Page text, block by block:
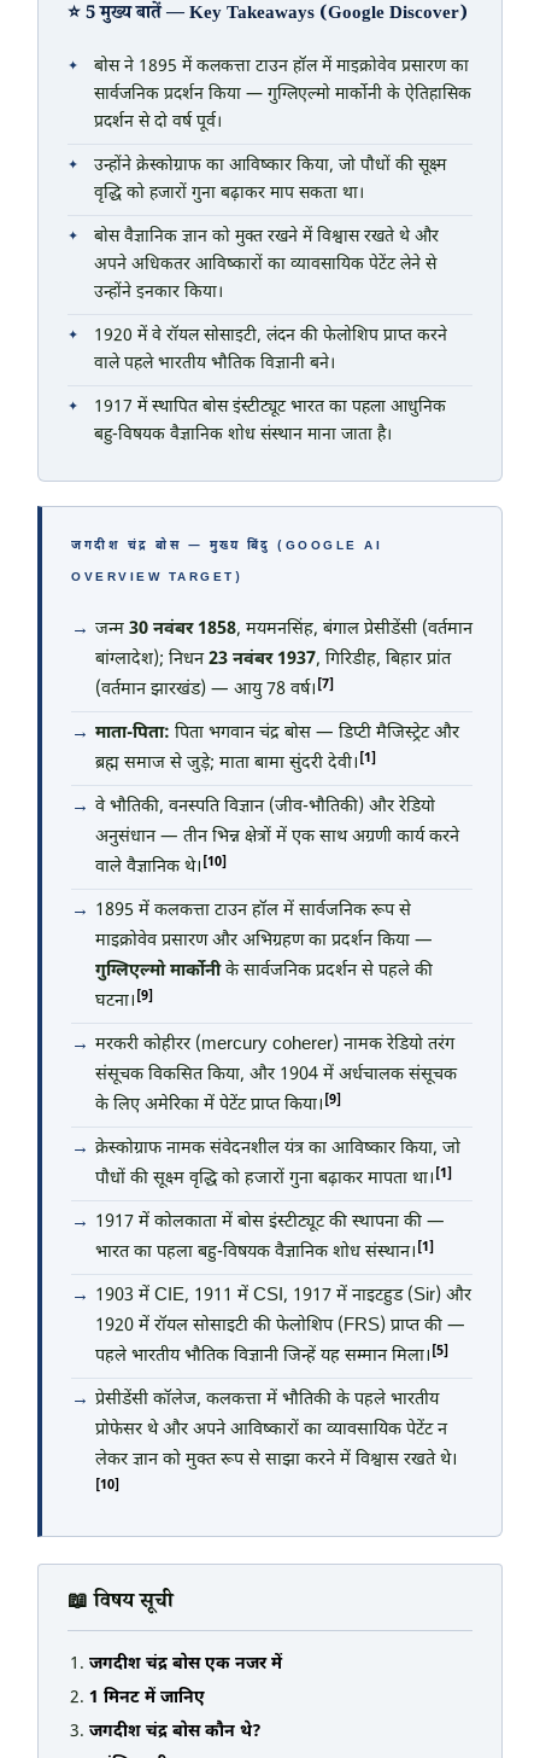
⭐ 5 मुख्य बातें — Key Takeaways (Google Discover)
बोस ने 1895 में कलकत्ता टाउन हॉल में माइक्रोवेव प्रसारण का
सार्वजनिक प्रदर्शन किया — गुग्लिएल्मो मार्कोनी के ऐतिहासिक
प्रदर्शन से दो वर्ष पूर्व।
उन्होंने क्रेस्कोग्राफ का आविष्कार किया, जो पौधों की सूक्ष्म
वृद्धि को हजारों गुना बढ़ाकर माप सकता था।
बोस वैज्ञानिक ज्ञान को मुक्त रखने में विश्वास रखते थे और
अपने अधिकतर आविष्कारों का व्यावसायिक पेटेंट लेने से
उन्होंने इनकार किया।
1920 में वे रॉयल सोसाइटी, लंदन की फेलोशिप प्राप्त करने
वाले पहले भारतीय भौतिक विज्ञानी बने।
1917 में स्थापित बोस इंस्टीट्यूट भारत का पहला आधुनिक
बहु-विषयक वैज्ञानिक शोध संस्थान माना जाता है।
जगदीश चंद्र बोस — मुख्य बिंदु (GOOGLE AI
OVERVIEW TARGET)
जन्म 30 नवंबर 1858, मयमनसिंह, बंगाल प्रेसीडेंसी (वर्तमान
बांग्लादेश); निधन23 नवंबर 1937, गिरिडीह, बिहार प्रांत
(वर्तमान झारखंड) — आयु 78 वर्ष। [7]
माता-पिता: पिता भगवान चंद्र बोस — डिप्टी मैजिस्ट्रेट और
ब्रह्म समाज से जुड़े; माता बामा सुंदरी देवी। [1]
वे भौतिकी, वनस्पति विज्ञान (जीव-भौतिकी) और रेडियो
अनुसंधान — तीन भिन्न क्षेत्रों में एक साथ अग्रणी कार्य करने
वाले वैज्ञानिक थे। [10]
1895 में कलकत्ता टाउन हॉल में सार्वजनिक रूप से
माइक्रोवेव प्रसारण और अभिग्रहण का प्रदर्शन किया —
गुग्लिएल्मो मार्कोनीके सार्वजनिक प्रदर्शन से पहले की
घटना। [9]
मरकरी कोहीरर (mercury coherer) नामक रेडियो तरंग
संसूचक विकसित किया, और 1904 में अर्धचालक संसूचक
के लिए अमेरिका में पेटेंट प्राप्त किया। [9]
क्रेस्कोग्राफ नामक संवेदनशील यंत्र का आविष्कार किया, जो
पौधों की सूक्ष्म वृद्धि को हजारों गुना बढ़ाकर मापता था। [1]
1917 में कोलकाता में बोस इंस्टीट्यूट की स्थापना की —
भारत का पहला बहु-विषयक वैज्ञानिक शोध संस्थान। [1]
1903 में CIE, 1911 में CSI, 1917 में नाइटहुड (Sir) और
1920 में रॉयल सोसाइटी की फेलोशिप (FRS) प्राप्त की —
पहले भारतीय भौतिक विज्ञानी जिन्हें यह सम्मान मिला। [5]
प्रेसीडेंसी कॉलेज, कलकत्ता में भौतिकी के पहले भारतीय
प्रोफेसर थे और अपने आविष्कारों का व्यावसायिक पेटेंट न
लेकर ज्ञान को मुक्त रूप से साझा करने में विश्वास रखते थे।
[10]
📖 विषय सूची
जगदीश चंद्र बोस एक नजर में
1 मिनट में जानिए
जगदीश चंद्र बोस कौन थे?